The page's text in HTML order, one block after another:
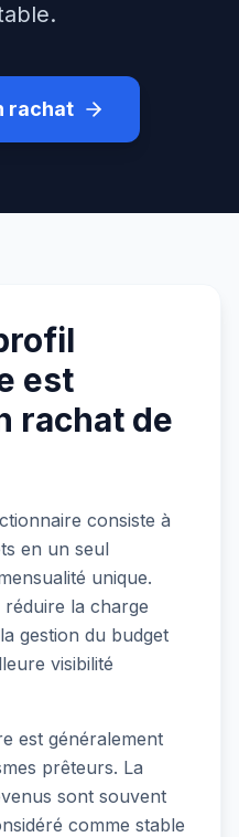
rachat
est
rachat de
consiste à
en un seul
unique.
réduire la charge
gestion du budget
visibilité
est généralement
prêteurs. La
sont souvent
comme stable